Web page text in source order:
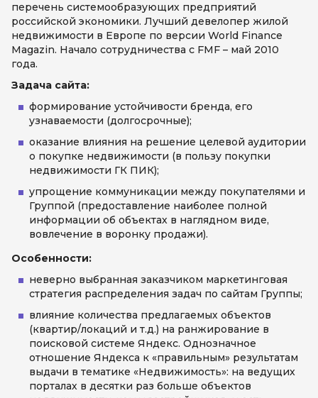
перечень системообразующих предприятий
российской экономики. Лучший девелопер жилой
недвижимости в Европе по версии World Finance
Magazin. Начало сотрудничества с FMF – май 2010
года.
Задача сайта:
формирование устойчивости бренда, его
узнаваемости (долгосрочные);
оказание влияния на решение целевой аудитории
о покупке недвижимости (в пользу покупки
недвижимости ГК ПИК);
упрощение коммуникации между покупателями и
Группой (предоставление наиболее полной
информации об объектах в наглядном виде,
вовлечение в воронку продажи).
Особенности:
неверно выбранная заказчиком маркетинговая
стратегия распределения задач по сайтам Группы;
влияние количества предлагаемых объектов
(квартир/локаций и т.д.) на ранжирование в
поисковой системе Яндекс. Однозначное
отношение Яндекса к «правильным» результатам
выдачи в тематике «Недвижимость»: на ведущих
порталах в десятки раз больше объектов